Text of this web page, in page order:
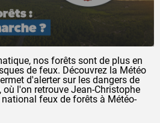
nos forêts sont de plus en
de feux. Découvrez la Météo
d'alerter sur les dangers de
l'on retrouve Jean-Christophe
feux de forêts à Météo-